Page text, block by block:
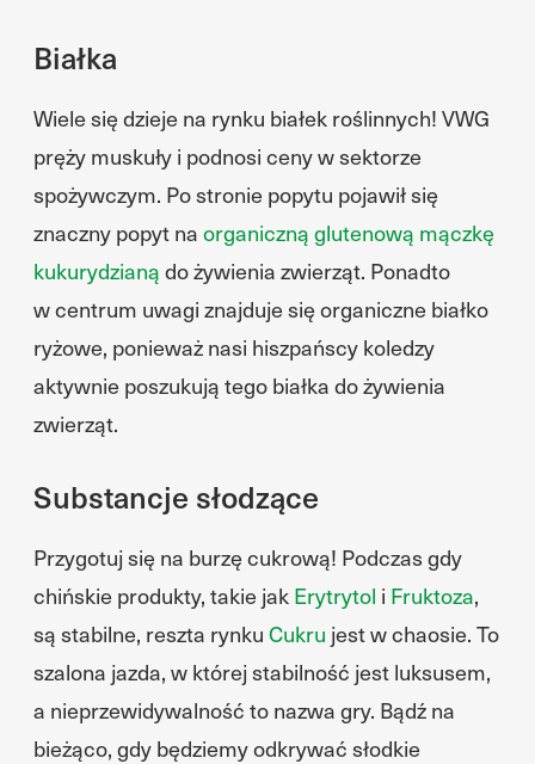
Białka
Wiele się dzieje na rynku białek roślinnych! VWG
pręży muskuły i podnosi ceny w sektorze
spożywczym. Po stronie popytu pojawił się
znaczny popyt na organiczną glutenową mączkę
kukurydzianą do żywienia zwierząt. Ponadto
w centrum uwagi znajduje się organiczne białko
ryżowe, ponieważ nasi hiszpańscy koledzy
aktywnie poszukują tego białka do żywienia
zwierząt.
Substancje słodzące
Przygotuj się na burzę cukrową! Podczas gdy
chińskie produkty, takie jak Erytrytol i Fruktoza,
są stabilne, reszta rynku Cukru jest w chaosie. To
szalona jazda, w której stabilność jest luksusem,
a nieprzewidywalność to nazwa gry. Bądź na
bieżąco, gdy będziemy odkrywać słodkie